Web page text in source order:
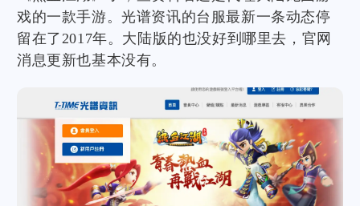
戏的一款手游。光谱资讯的台服最新一条动态停
留在了2017年。大陆版的也没好到哪里去，官网
消息更新也基本没有。